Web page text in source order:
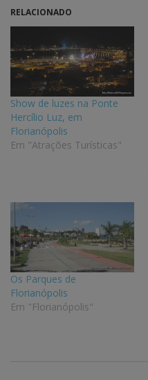
RELACIONADO
Show de luzes na Ponte
Hercílio Luz, em
Florianópolis
Em "Atrações Turísticas"
Os Parques de
Florianópolis
Em "Florianópolis"